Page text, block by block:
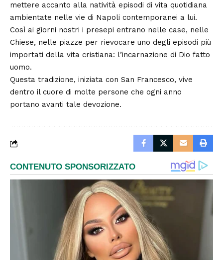
mettere accanto alla natività episodi di vita quotidiana
ambientate nelle vie di Napoli contemporanei a lui.
Così ai giorni nostri i presepi entrano nelle case, nelle
Chiese, nelle piazze per rievocare uno degli episodi più
importati della vita cristiana: l’incarnazione di Dio fatto
uomo.
Questa tradizione, iniziata con San Francesco, vive
dentro il cuore di molte persone che ogni anno
portano avanti tale devozione.